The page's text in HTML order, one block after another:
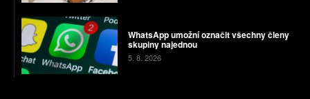
WhatsApp umožní označit všechny členy
skupiny najednou
5. 8. 2026